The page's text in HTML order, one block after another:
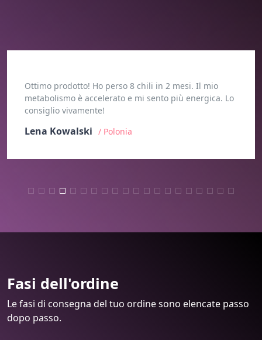
Questo tè funziona davvero! Ho perso 5 chili in
giorni. Mi sento più energico. Lo consiglio
Fasi dell'ordine
Le fasi di consegna del tuo ordine sono elencate passo
dopo passo.